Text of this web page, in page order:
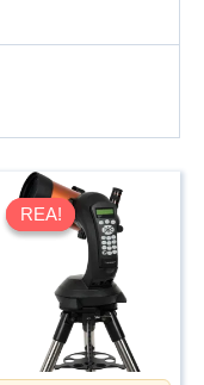
REA!
REA!